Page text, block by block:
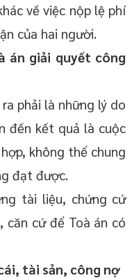
về việc nộp lệ phí
của hai người.
án giải quyết công
phải là những lý do
đến kết quả là cuộc
không thể chung
đạt được.
tài liệu, chứng cứ
căn cứ để Toà án có
tài sản, công nợ